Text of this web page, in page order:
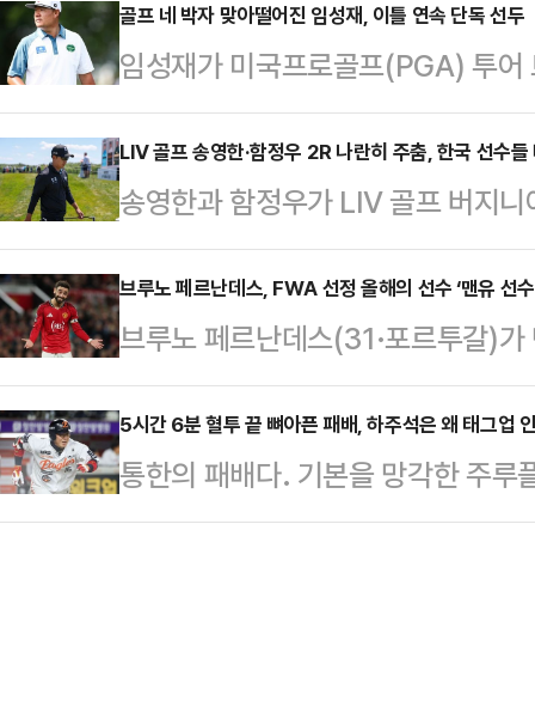
9일(한국시각) 미국 캘리포니아주
버그 파이리츠와의 홈경기에 1번
기록했다. 지난달 30일 이후 침묵
고하며 다시 뜨거워진 모양새다.
첫 타석부터 싱커를 날카롭게 공략
회 1…
골프 네 박자 맞아떨어진 임성재, 이틀 연속 단독 선두
임성재가 미국프로골프(PGA) 투
관리 능력을 선보이며 리더보드 최
미국 노스캐롤라이나주 샬럿의 퀘
드에서 버디 3개와 보기 1개를 묶
파 133타를 기록한 임성재는 토미
차로 제치고 단독 선두로 올라섰다.
은 빛났다. 이날 그린 적중률은
놓친 6번의 상…
LIV 골프 송영한·함정우 2R 나란히 주춤, 한국 선수들
송영한과 함정우가 LIV 골프 버지
위가 하락했다.송영한은 9일(한국
널 골프 클럽 워싱턴 D.C.(파72)에
개로 1오버파 73타를 기록했다.1
랐던 송영한은 중간 합계 2언더파
LIV 무대에 합류한 송영한은 코리
월 남아프리카공화국 대회서 기록
브루노 페르난데스, FWA 선정 올해의 선수 ‘맨유 선
브루노 페르난데스(31·포르투갈)
는 16년 만에 잉글랜드축구기자협
는 9일(한국시각) 올해의 남자 선
다. 1947년 제정된 이 상에서 맨유
인 루니 이후 16년 만이다.맨유 선
5시간 6분 혈투 끝 뼈아픈 패배, 하주석은 왜 태그업
통한의 패배다. 기본을 망각한 주루
한화 이글스는 8일 대전 한화생명